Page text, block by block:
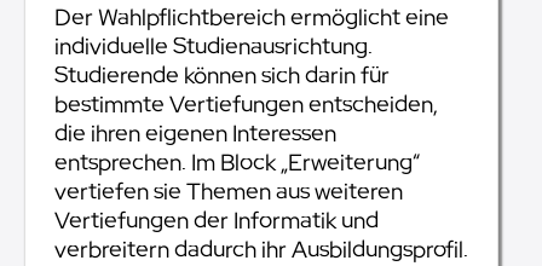
Der Wahlpflichtbereich ermöglicht eine
individuelle Studienausrichtung.
Studierende können sich darin für
bestimmte Vertiefungen entscheiden,
die ihren eigenen Interessen
entsprechen. Im Block „Erweiterung“
vertiefen sie Themen aus weiteren
Vertiefungen der Informatik und
verbreitern dadurch ihr Ausbildungsprofil.